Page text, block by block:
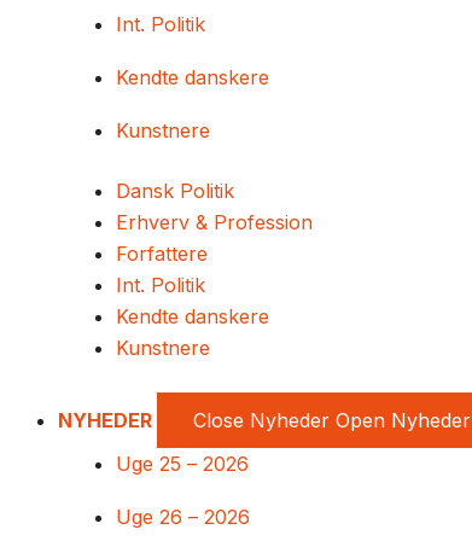
Int. Politik
Kendte danskere
Kunstnere
Dansk Politik
Erhverv & Profession
Forfattere
Int. Politik
Kendte danskere
Kunstnere
NYHEDER Close Nyheder Open Nyheder
Uge 25 – 2026
Uge 26 – 2026